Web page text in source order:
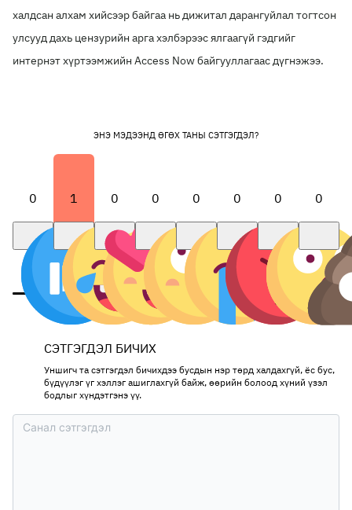
халдсан алхам хийсээр байгаа нь дижитал дарангуйлал тогтсон
улсууд дахь цензурийн арга хэлбэрээс ялгаагүй гэдгийг
интернэт хүртээмжийн Access Now байгууллагаас дүгнэжээ.
ЭНЭ МЭДЭЭНД ӨГӨХ ТАНЫ СЭТГЭГДЭЛ?
0 1 0 0 0 0 0 0
СЭТГЭГДЭЛ БИЧИХ
Уншигч та сэтгэгдэл бичихдээ бусдын нэр төрд халдахгүй, ёс бус,
бүдүүлэг үг хэллэг ашиглахгүй байж, өөрийн болоод хүний үзэл
бодлыг хүндэтгэнэ үү.